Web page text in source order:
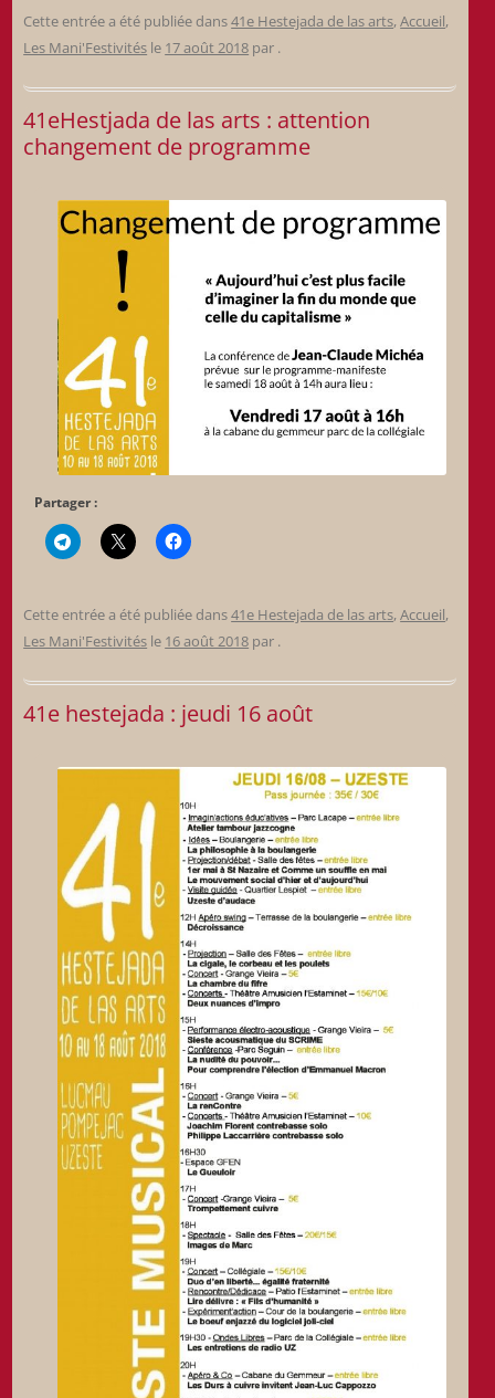
Cette entrée a été publiée dans41e Hestejada de las arts,Accueil,
Les Mani'Festivités le 17 août 2018 par .
41eHestjada de las arts : attention
changement de programme
Partager :
Cette entrée a été publiée dans41e Hestejada de las arts,Accueil,
Les Mani'Festivités le 16 août 2018 par .
41e hestejada : jeudi 16 août